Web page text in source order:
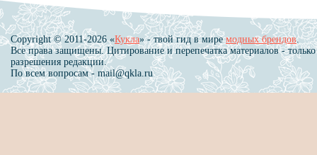
Copyright © 2011-2026 «Кукла» - твой гид в миремодных брендов.
Все права защищены. Цитирование и перепечатка материалов - только
разрешения редакции.
По всем вопросам - mail@qkla.ru